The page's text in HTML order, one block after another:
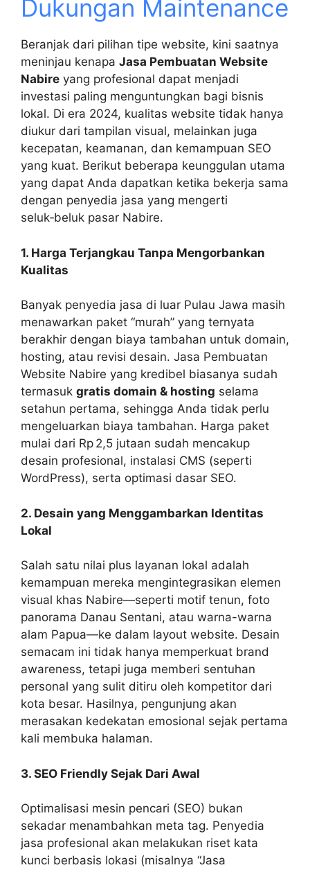
Dukungan Maintenance
Beranjak dari pilihan tipe website, kini saatnya
meninjau kenapa Jasa Pembuatan Website
Nabire yang profesional dapat menjadi
investasi paling menguntungkan bagi bisnis
lokal. Di era 2024, kualitas website tidak hanya
diukur dari tampilan visual, melainkan juga
kecepatan, keamanan, dan kemampuan SEO
yang kuat. Berikut beberapa keunggulan utama
yang dapat Anda dapatkan ketika bekerja sama
dengan penyedia jasa yang mengerti
seluk‑beluk pasar Nabire.
1. Harga Terjangkau Tanpa Mengorbankan
Kualitas
Banyak penyedia jasa di luar Pulau Jawa masih
menawarkan paket “murah” yang ternyata
berakhir dengan biaya tambahan untuk domain,
hosting, atau revisi desain. Jasa Pembuatan
Website Nabire yang kredibel biasanya sudah
termasuk gratis domain & hosting selama
setahun pertama, sehingga Anda tidak perlu
mengeluarkan biaya tambahan. Harga paket
mulai dari Rp 2,5 jutaan sudah mencakup
desain profesional, instalasi CMS (seperti
WordPress), serta optimasi dasar SEO.
2. Desain yang Menggambarkan Identitas
Lokal
Salah satu nilai plus layanan lokal adalah
kemampuan mereka mengintegrasikan elemen
visual khas Nabire—seperti motif tenun, foto
panorama Danau Sentani, atau warna-warna
alam Papua—ke dalam layout website. Desain
semacam ini tidak hanya memperkuat brand
awareness, tetapi juga memberi sentuhan
personal yang sulit ditiru oleh kompetitor dari
kota besar. Hasilnya, pengunjung akan
merasakan kedekatan emosional sejak pertama
kali membuka halaman.
3. SEO Friendly Sejak Dari Awal
Optimalisasi mesin pencari (SEO) bukan
sekadar menambahkan meta tag. Penyedia
jasa profesional akan melakukan riset kata
kunci berbasis lokasi (misalnya “Jasa